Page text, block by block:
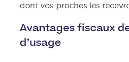
dont vos proches les
Avantages fiscaux
d’usage